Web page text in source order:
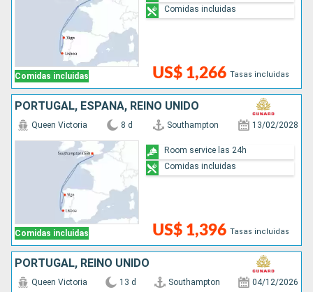
Comidas incluidas US$ 1,266 Tasas incluidas
Comidas incluidas
PORTUGAL, ESPAÑA, REINO UNIDO
Comidas incluidas
Queen Victoria 8 d Southampton 13/02/2028
US$ 1,396 Tasas incluidas
Room service las 24h
Comidas incluidas
PORTUGAL, REINO UNIDO
Queen Victoria 13 d Southampton 04/12/2026